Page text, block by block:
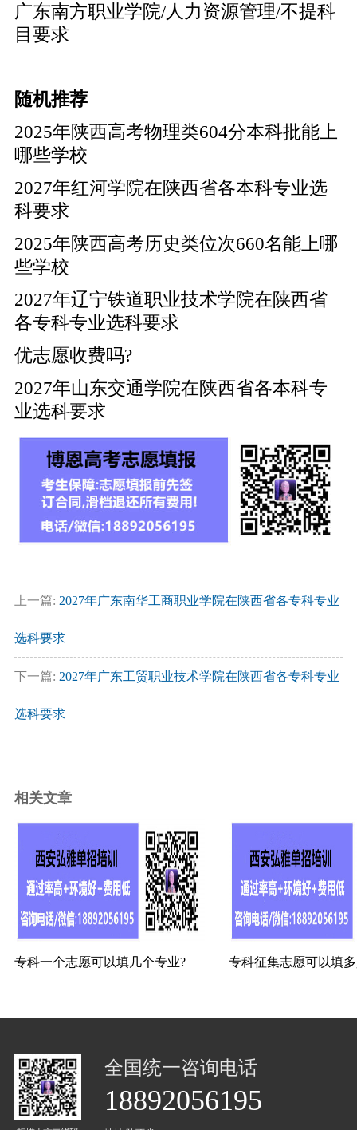
广东南方职业学院/人力资源管理/不提科
目要求
随机推荐
2025年陕西高考物理类604分本科批能上
哪些学校
2027年红河学院在陕西省各本科专业选
科要求
2025年陕西高考历史类位次660名能上哪
些学校
2027年辽宁铁道职业技术学院在陕西省
各专科专业选科要求
优志愿收费吗?
2027年山东交通学院在陕西省各本科专
业选科要求
上一篇: 2027年广东南华工商职业学院在陕西省各专科专业
选科要求
下一篇: 2027年广东工贸职业技术学院在陕西省各专科专业
选科要求
相关文章
专科一个志愿可以填几个专业? 专科征集志愿可以填
全国统一咨询电话
18892056195